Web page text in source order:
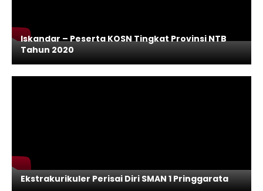
Iskandar – Peserta KOSN Tingkat Provinsi NTB
Tahun 2020
Ekstrakurikuler Perisai Diri SMAN 1 Pringgarata